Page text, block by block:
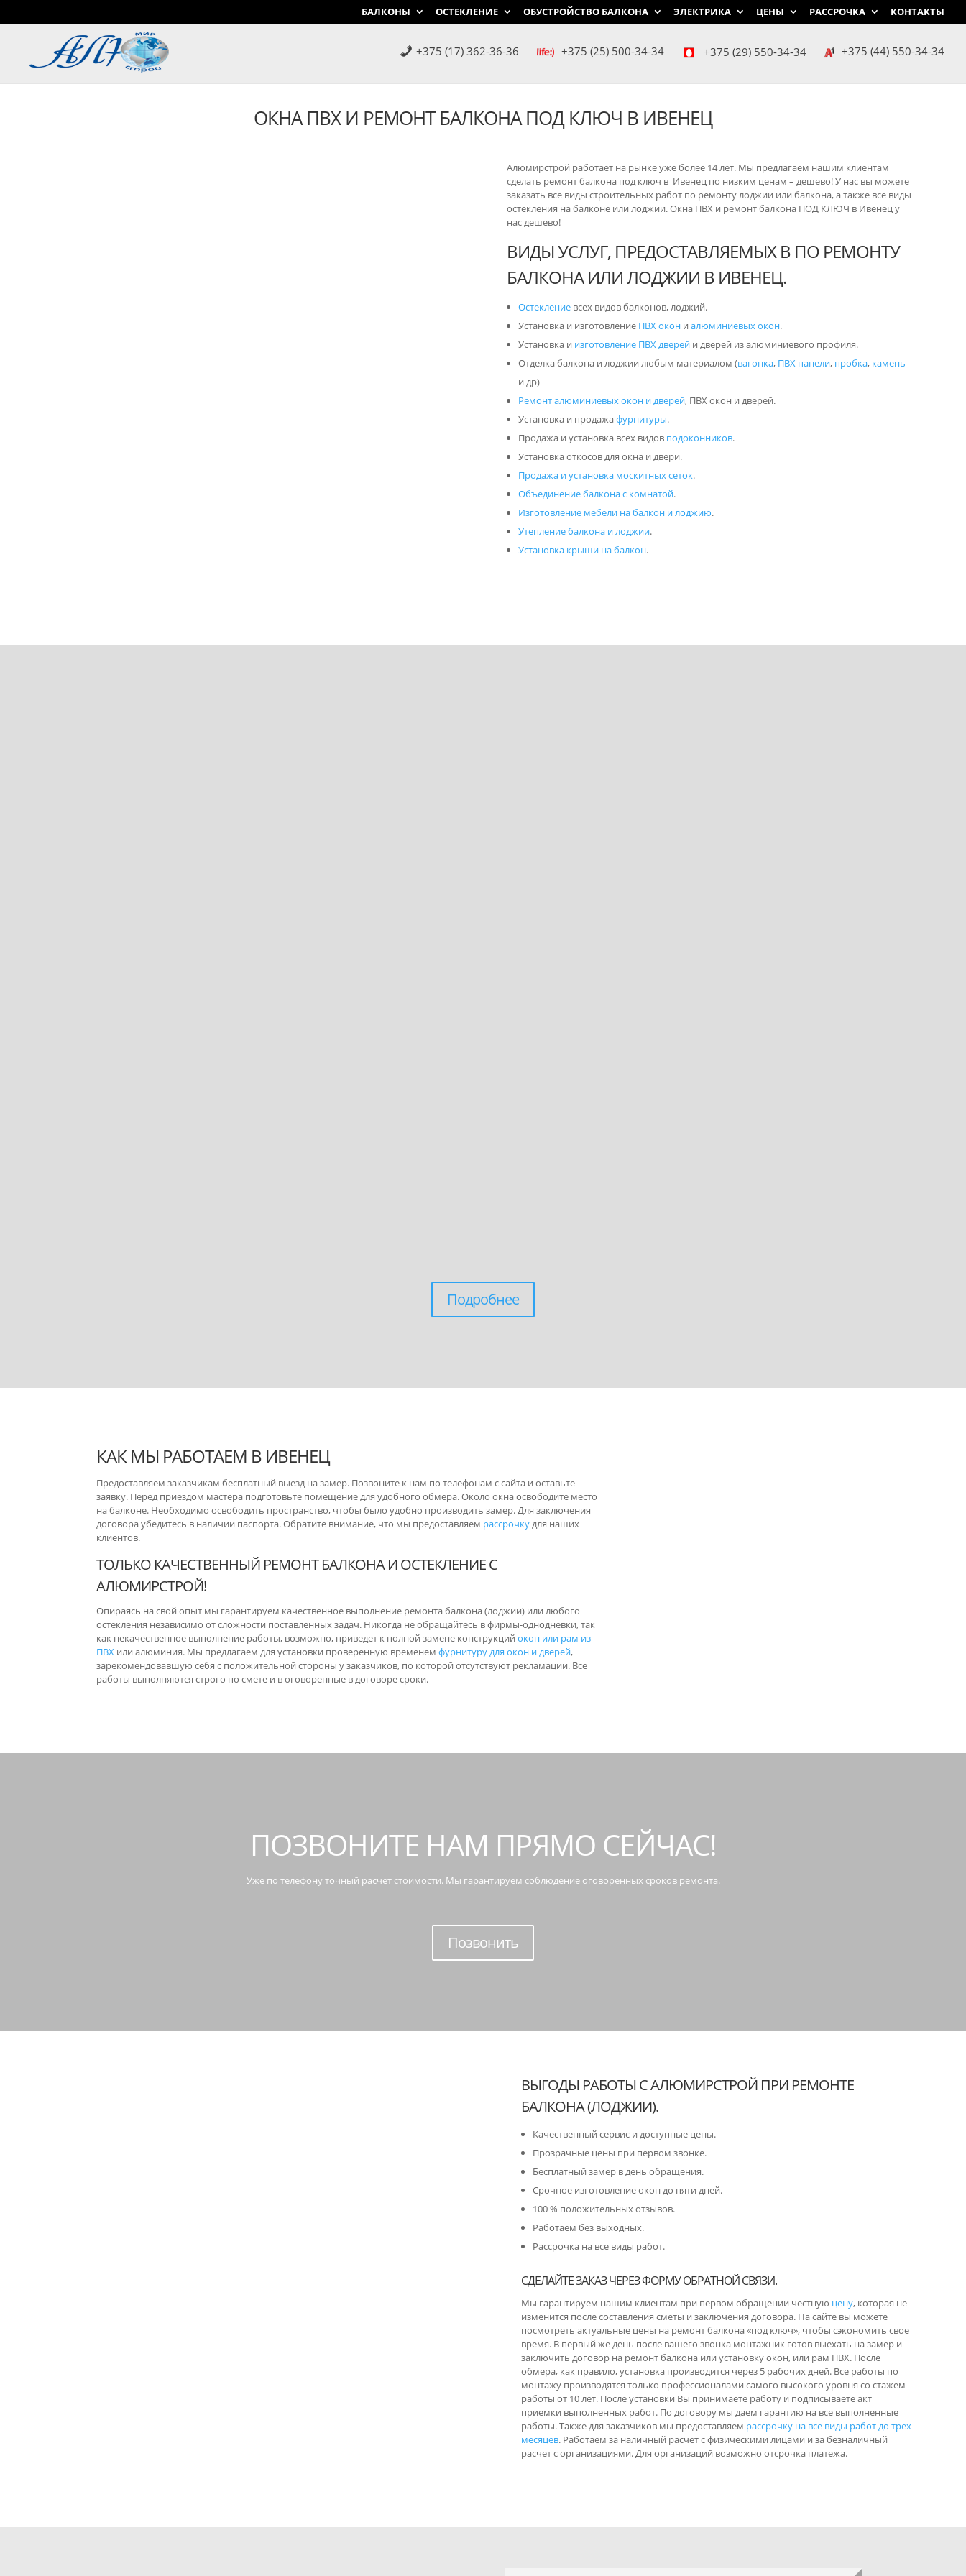
БАЛКОНЫ ОСТЕКЛЕНИЕ ОБУСТРОЙСТВО БАЛКОНА ЭЛЕКТРИКА ЦЕНЫ РАССРОЧКА КОНТАКТЫ
+375 (17) 362-36-36 +375 (25) 500-34-34 +375 (29) 550-34-34 +375 (44) 550-34-34
ОКНА ПВХ И РЕМОНТ БАЛКОНА ПОД КЛЮЧ В ИВЕНЕЦ
Алюмирстрой работает на рынке уже более 14 лет. Мы предлагаем нашим клиентам
сделать ремонт балкона под ключ в Ивенец по низким ценам – дешево! У нас вы можете
заказать все виды строительных работ по ремонту лоджии или балкона, а также все виды
остекления на балконе или лоджии. Окна ПВХ и ремонт балкона ПОД КЛЮЧ в Ивенец у
нас дешево!
ВИДЫ УСЛУГ, ПРЕДОСТАВЛЯЕМЫХ В ПО РЕМОНТУ
БАЛКОНА ИЛИ ЛОДЖИИ В ИВЕНЕЦ.
Остеклениевсех видов балконов, лоджий.
Установка и изготовление ПВХ окони алюминиевых окон.
Установка и изготовление ПВХ дверейи дверей из алюминиевого профиля.
Отделка балкона и лоджии любым материалом (вагонка, ПВХ панели, пробка, камень
и др)
Ремонт алюминиевых окон и дверей, ПВХ окон и дверей.
Установка и продажафурнитуры.
Продажа и установка всех видов подоконников.
Установка откосов для окна и двери.
Продажа и установка москитных сеток.
Объединение балкона с комнатой.
Изготовление мебели на балкон и лоджию.
Утепление балкона и лоджии.
Установка крыши на балкон.
Подробнее
КАК МЫ РАБОТАЕМ В ИВЕНЕЦ
Предоставляем заказчикам бесплатный выезд на замер. Позвоните к нам по телефонам с сайта и оставьте
заявку. Перед приездом мастера подготовьте помещение для удобного обмера. Около окна освободите место
на балконе. Необходимо освободить пространство, чтобы было удобно производить замер. Для заключения
договора убедитесь в наличии паспорта. Обратите внимание, что мы предоставляем рассрочкудля наших
клиентов.
ТОЛЬКО КАЧЕСТВЕННЫЙ РЕМОНТ БАЛКОНА И ОСТЕКЛЕНИЕ С
АЛЮМИРСТРОЙ!
Опираясь на свой опыт мы гарантируем качественное выполнение ремонта балкона (лоджии) или любого
остекления независимо от сложности поставленных задач. Никогда не обращайтесь в фирмы-однодневки, так
как некачественное выполнение работы, возможно, приведет к полной замене конструкцийокон или рам из
ПВХ или алюминия. Мы предлагаем для установки проверенную временемфурнитуру для окон и дверей,
зарекомендовавшую себя с положительной стороны у заказчиков, по которой отсутствуют рекламации. Все
работы выполняются строго по смете и в оговоренные в договоре сроки.
ПОЗВОНИТЕ НАМ ПРЯМО СЕЙЧАС!
Уже по телефону точный расчет стоимости. Мы гарантируем соблюдение оговоренных сроков ремонта.
Позвонить
ВЫГОДЫ РАБОТЫ С АЛЮМИРСТРОЙ ПРИ РЕМОНТЕ
БАЛКОНА (ЛОДЖИИ).
Качественный сервис и доступные цены.
Прозрачные цены при первом звонке.
Бесплатный замер в день обращения.
Срочное изготовление окон до пяти дней.
100 % положительных отзывов.
Работаем без выходных.
Рассрочка на все виды работ.
СДЕЛАЙТЕ ЗАКАЗ ЧЕРЕЗ ФОРМУ ОБРАТНОЙ СВЯЗИ.
Мы гарантируем нашим клиентам при первом обращении честную цену, которая не
изменится после составления сметы и заключения договора. На сайте вы можете
посмотреть актуальные цены на ремонт балкона «под ключ», чтобы сэкономить свое
время. В первый же день после вашего звонка монтажник готов выехать на замер и
заключить договор на ремонт балкона или установку окон, или рам ПВХ. После
обмера, как правило, установка производится через 5 рабочих дней. Все работы по
монтажу производятся только профессионалами самого высокого уровня со стажем
работы от 10 лет. После установки Вы принимаете работу и подписываете акт
приемки выполненных работ. По договору мы даем гарантию на все выполненные
работы. Также для заказчиков мы предоставляем рассрочку на все виды работ до трех
месяцев. Работаем за наличный расчет с физическими лицами и за безналичный
расчет с организациями. Для организаций возможно отсрочка платежа.